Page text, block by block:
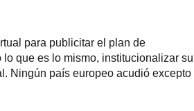
para publicitar el plan de
que es lo mismo, institucionalizar su
Ningún país europeo acudió excepto